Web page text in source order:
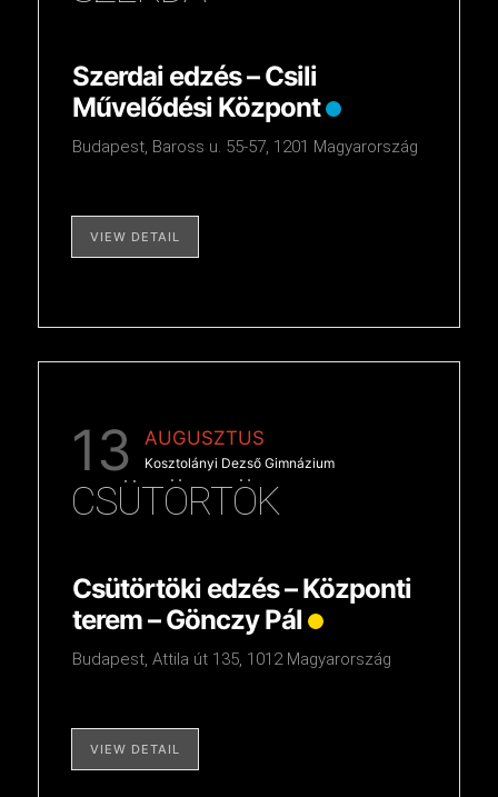
Szerdai edzés – Csili
Művelődési Központ
Budapest, Baross u. 55-57, 1201 Magyarország
VIEW DETAIL
13 AUGUSZTUS
Kosztolányi Dezső Gimnázium
CSÜTÖRTÖK
Csütörtöki edzés – Központi
terem – Gönczy Pál
Budapest, Attila út 135, 1012 Magyarország
VIEW DETAIL